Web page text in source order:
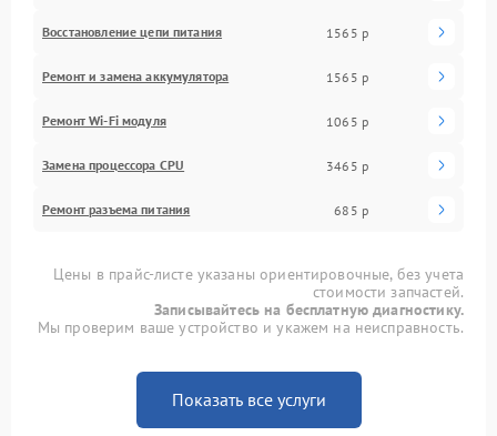
Восстановление цепи питания 1565 р
Ремонт и замена аккумулятора 1565 р
Ремонт Wi-Fi модуля 1065 р
Замена процессора CPU 3465 р
Ремонт разъема питания 685 р
Цены в прайс-листе указаны ориентировочные, без учета
стоимости запчастей.
Записывайтесь на бесплатную диагностику.
Мы проверим ваше устройство и укажем на неисправность.
Показать все услуги